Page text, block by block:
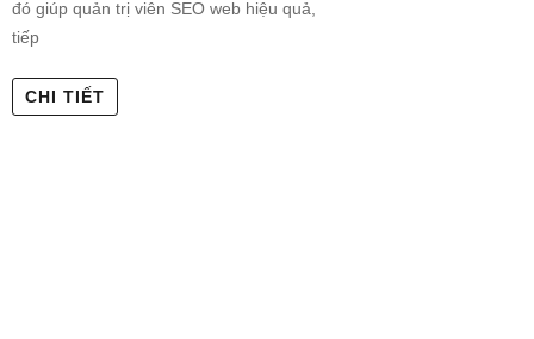
đó giúp quản trị viên SEO web hiệu quả,
tiếp
CHI TIẾT